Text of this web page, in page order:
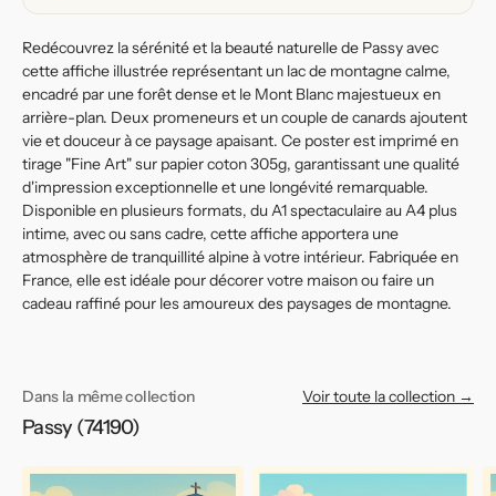
Redécouvrez la sérénité et la beauté naturelle de Passy avec
cette affiche illustrée représentant un lac de montagne calme,
encadré par une forêt dense et le Mont Blanc majestueux en
arrière-plan. Deux promeneurs et un couple de canards ajoutent
vie et douceur à ce paysage apaisant. Ce poster est imprimé en
tirage "Fine Art" sur papier coton 305g, garantissant une qualité
d'impression exceptionnelle et une longévité remarquable.
Disponible en plusieurs formats, du A1 spectaculaire au A4 plus
intime, avec ou sans cadre, cette affiche apportera une
atmosphère de tranquillité alpine à votre intérieur. Fabriquée en
France, elle est idéale pour décorer votre maison ou faire un
cadeau raffiné pour les amoureux des paysages de montagne.
Dans la même collection
Passy (74190)
Voir toute la collection →
Affiche
Affiche